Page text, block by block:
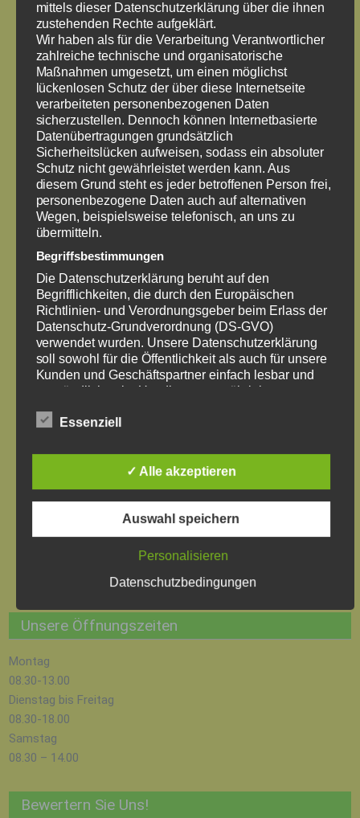
Unsere Öffnungszeiten
Montag
08.30-13.00
Dienstag bis Freitag
08.30-18.00
Samstag
08.30 – 14.00
Bewertern Sie Uns!
mittels dieser Datenschutzerklärung über die ihnen
zustehenden Rechte aufgeklärt.
Wir haben als für die Verarbeitung Verantwortlicher
zahlreiche technische und organisatorische
Maßnahmen umgesetzt, um einen möglichst
lückenlosen Schutz der über diese Internetseite
verarbeiteten personenbezogenen Daten
sicherzustellen. Dennoch können Internetbasierte
Datenübertragungen grundsätzlich
Sicherheitslücken aufweisen, sodass ein absoluter
Schutz nicht gewährleistet werden kann. Aus
diesem Grund steht es jeder betroffenen Person frei,
personenbezogene Daten auch auf alternativen
Wegen, beispielsweise telefonisch, an uns zu
übermitteln.
Begriffsbestimmungen
Die Datenschutzerklärung beruht auf den
Begrifflichkeiten, die durch den Europäischen
Richtlinien- und Verordnungsgeber beim Erlass der
Datenschutz-Grundverordnung (DS-GVO)
verwendet wurden. Unsere Datenschutzerklärung
soll sowohl für die Öffentlichkeit als auch für unsere
Kunden und Geschäftspartner einfach lesbar und
verständlich sein. Um dies zu gewährleisten,
erläutern.
unter anderem die folgenden Begriffe:
a) personenbezogene Daten
Personenbezogene Daten sind alle Informationen,
die sich auf eine identifizierte oder identifizierbare
Person") beziehen. Als identifizierbar wird eine
indirekt, insbesondere mittels Zuordnung zu einer
Kennnummer, zu Standortdaten, zu einer Online-
Kennung oder zu einem oder mehreren
physischen, physiologischen, genetischen,
psychischen, wirtschaftlichen, kulturellen oder
sozialen Identität dieser natürlichen Person sind,
identifiziert werden kann.
b) betroffene Person
Betroffene Person ist jede identifizierte oder
Verarbeitung Verantwortlichen verarbeitet werden.
Essenziell
✓ Alle akzeptieren
Auswahl speichern
Personalisieren
Datenschutzbedingungen